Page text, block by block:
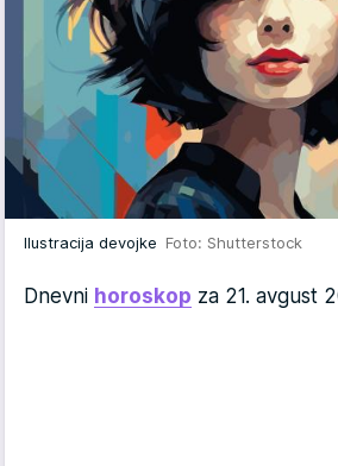
Ilustracija devojke Foto: Shutterstock
Dnevni horoskop za 21. avgust